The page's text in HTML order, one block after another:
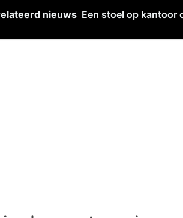
nieuws Een stoel op kantoor